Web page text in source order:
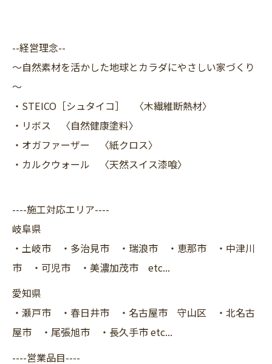
--経営理念--
～自然素材を活かした地球とカラダにやさしい家づくり
～
・STEICO［シュタイコ］ 〈木繊維断熱材〉
・リボス 〈自然健康塗料〉
・オガファーザー 〈紙クロス〉
・カルクウォール 〈天然スイス漆喰〉
----施工対応エリア----
岐阜県
・土岐市 ・多治見市 ・瑞浪市 ・恵那市 ・中津川
市 ・可児市 ・美濃加茂市 etc...
愛知県
・瀬戸市 ・春日井市 ・名古屋市 守山区 ・北名古
屋市 ・尾張旭市 ・長久手市 etc...
----営業品目----